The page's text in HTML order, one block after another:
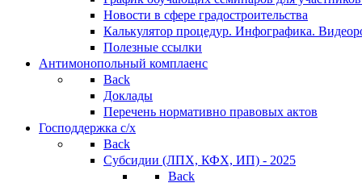
Новости в сфере градостроительства
Калькулятор процедур. Инфографика.
Полезные ссылки
Антимонопольный комплаенс
Back
Доклады
Перечень нормативно правовых актов
Господдержка с/х
Back
Субсидии (ЛПХ, КФХ, ИП) - 2025
Back